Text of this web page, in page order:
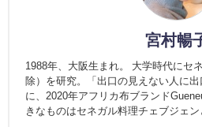
宮村暢
1988年、大阪生まれ。 大学時代にセ
除）を研究。「出口の見えない人に
に、2020年アフリカ布ブランド
きなものはセネガル料理チェブジェン